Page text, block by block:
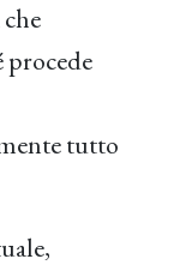
procede
tutto